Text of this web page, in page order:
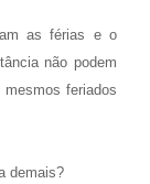
as férias e o
não podem
feriados
demais?